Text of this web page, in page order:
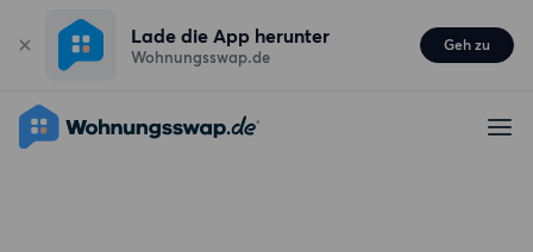
Lade die App herunter
Wohnungsswap.de
Geh zu